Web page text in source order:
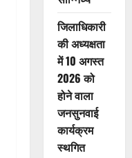
जिलाधिकारी
की अध्यक्षता
में 10 अगस्त
2026 को
होने वाला
जनसुनवाई
कार्यक्रम
स्थगित